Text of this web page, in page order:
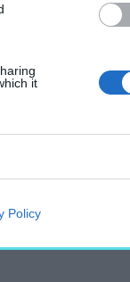
it
Policy